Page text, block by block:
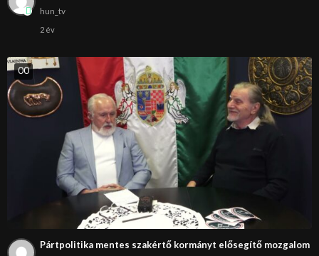
hun_tv
2 év
00
Pártpolitika mentes szakértő kormányt elősegítő mozgalom